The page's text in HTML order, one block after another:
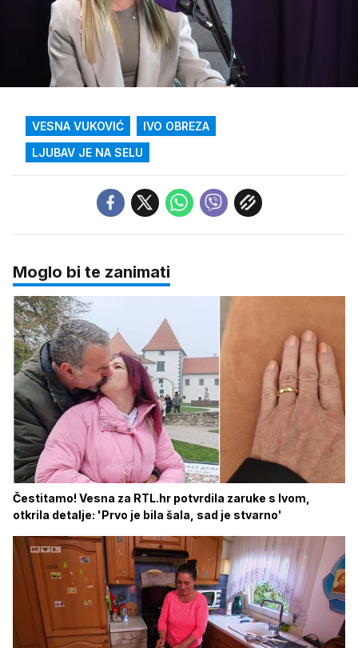
Upali
zvuk
/
:
VESNA VUKOVIĆ
IVO OBREZA
LJUBAV JE NA SELU
Moglo bi te zanimati
Čestitamo! Vesna za RTL.hr potvrdila zaruke s Ivom,
otkrila detalje: 'Prvo je bila šala, sad je stvarno'